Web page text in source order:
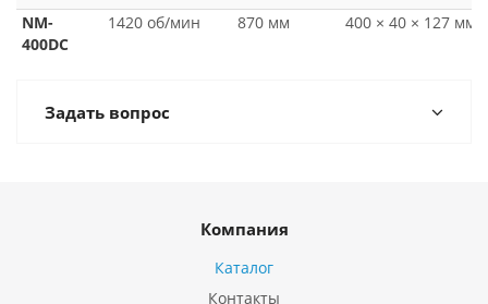
NM-
400DC
1420 об/мин 870 мм 400 × 40 × 127 мм
Задать вопрос
Компания
Каталог
Контакты